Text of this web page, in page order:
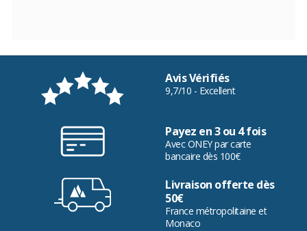
Avis Vérifiés
9,7/10 - Excellent
Payez en 3 ou 4 fois
Avec ONEY par carte
bancaire dès 100€
Livraison offerte dès
50€
France métropolitaine et
Monaco